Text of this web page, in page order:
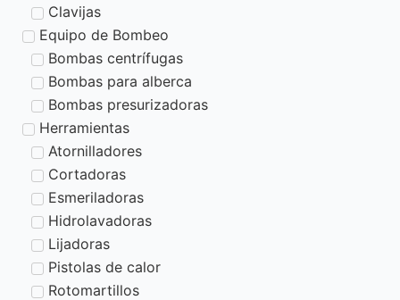
Clavijas
Equipo de Bombeo
Bombas centrífugas
Bombas para alberca
Bombas presurizadoras
Herramientas
Atornilladores
Cortadoras
Esmeriladoras
Hidrolavadoras
Lijadoras
Pistolas de calor
Rotomartillos